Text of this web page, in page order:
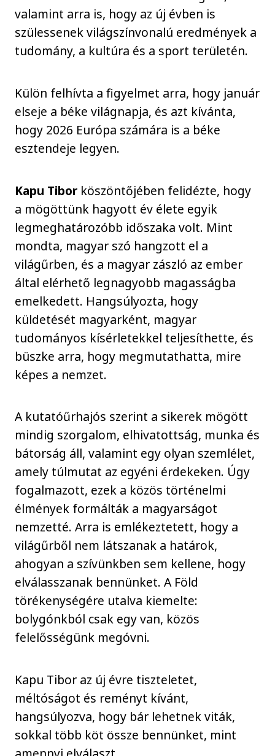
valamint arra is, hogy az új évben is
szülessenek világszínvonalú eredmények a
tudomány, a kultúra és a sport területén.
Külön felhívta a figyelmet arra, hogy január
elseje a béke világnapja, és azt kívánta,
hogy 2026 Európa számára is a béke
esztendeje legyen.
Kapu Tibor köszöntőjében felidézte, hogy
a mögöttünk hagyott év élete egyik
legmeghatározóbb időszaka volt. Mint
mondta, magyar szó hangzott el a
világűrben, és a magyar zászló az ember
által elérhető legnagyobb magasságba
emelkedett. Hangsúlyozta, hogy
küldetését magyarként, magyar
tudományos kísérletekkel teljesíthette, és
büszke arra, hogy megmutathatta, mire
képes a nemzet.
A kutatóűrhajós szerint a sikerek mögött
mindig szorgalom, elhivatottság, munka és
bátorság áll, valamint egy olyan szemlélet,
amely túlmutat az egyéni érdekeken. Úgy
fogalmazott, ezek a közös történelmi
élmények formálták a magyarságot
nemzetté. Arra is emlékeztetett, hogy a
világűrből nem látszanak a határok,
ahogyan a szívünkben sem kellene, hogy
elválasszanak bennünket. A Föld
törékenységére utalva kiemelte:
bolygónkból csak egy van, közös
felelősségünk megóvni.
Kapu Tibor az új évre tiszteletet,
méltóságot és reményt kívánt,
hangsúlyozva, hogy bár lehetnek viták,
sokkal több köt össze bennünket, mint